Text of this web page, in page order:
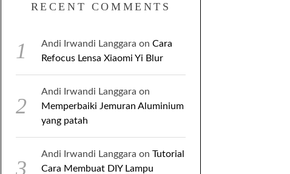
RECENT COMMENTS
Andi Irwandi Langgara on Cara
Refocus Lensa Xiaomi Yi Blur
Andi Irwandi Langgara on
Memperbaiki Jemuran Aluminium
yang patah
Andi Irwandi Langgara on Tutorial
Cara Membuat DIY Lampu